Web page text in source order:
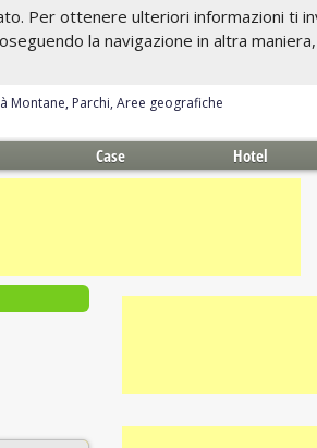
Per ottenere ulteriori informazioni ti
la navigazione in altra
Montane, Parchi, Aree geografiche
Case Hotel